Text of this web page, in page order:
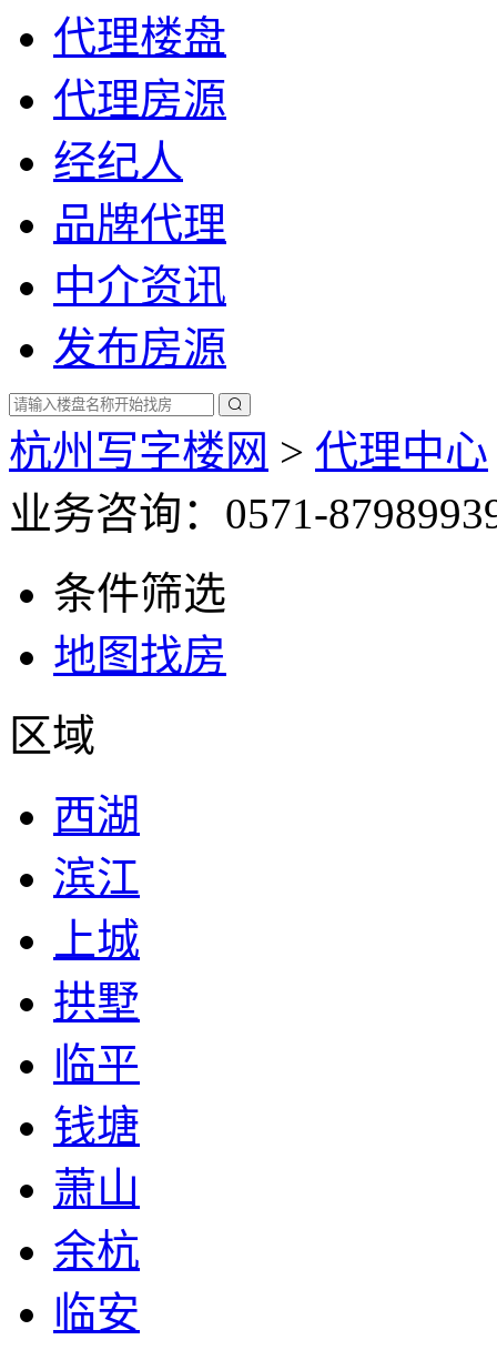
代理楼盘
代理房源
经纪人
品牌代理
中介资讯
发布房源
杭州写字楼网 > 代理中心
业务咨询：0571-
条件筛选
地图找房
区域
西湖
滨江
上城
拱墅
临平
钱塘
萧山
余杭
临安